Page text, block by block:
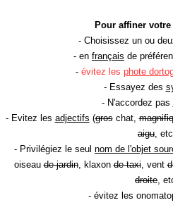
Pour affiner
- Choisissez un ou
- en français de
- évitez les phote
- Essayez des
- N'accordez pas
- Evitez les adjectifs (groschat,
aigu,
- Privilégiez le seul nom de l'objet
oiseaude jardin, klaxonde taxi, vent
droite,
- évitez les